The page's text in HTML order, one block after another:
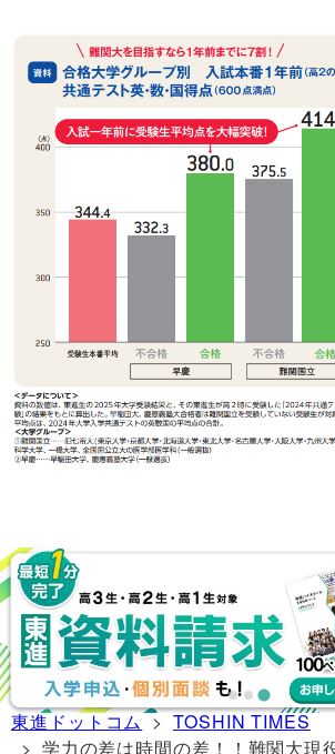
東進ドットコム>TOSHIN TIMES
> 学力の差は時間の差！！難関大現